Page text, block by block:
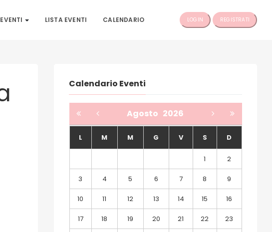
LISTA EVENTI CALENDARIO LOGIN REGISTRATI
Calendario Eventi
Agosto 2026
L M M G V S D
1 2
3 4 5 6 7 8 9
10 11 12 13 14 15 16
17 18 19 20 21 22 23